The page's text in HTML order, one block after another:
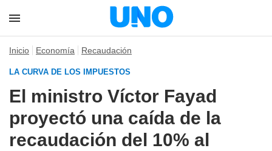
Inicio Economía Recaudación
LA CURVA DE LOS IMPUESTOS
El ministro Víctor Fayad
proyectó una caída de la
recaudación del 10% al